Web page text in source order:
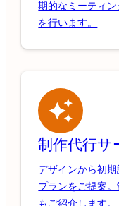
期的なミーティ
を行います。
制作代行サ
デザインから初
プランをご提案
もご紹介します。